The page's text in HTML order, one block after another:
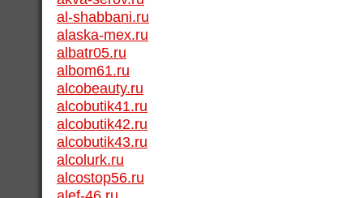
al-shabbani.ru
alaska-mex.ru
albatr05.ru
albom61.ru
alcobeauty.ru
alcobutik41.ru
alcobutik42.ru
alcobutik43.ru
alcolurk.ru
alcostop56.ru